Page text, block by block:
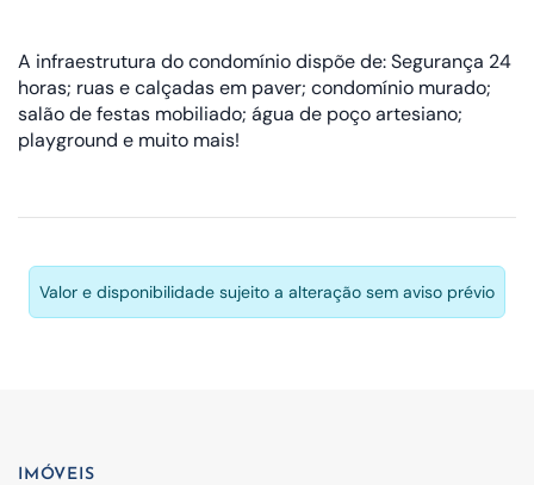
A infraestrutura do condomínio dispõe de: Segurança 24
horas; ruas e calçadas em paver; condomínio murado;
salão de festas mobiliado; água de poço artesiano;
playground e muito mais!
Valor e disponibilidade sujeito a alteração sem aviso prévio
IMÓVEIS